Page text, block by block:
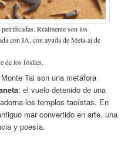
Realmente son los
con IA, con ayuda de Meta-ai de
de los fósiles.
Tai son una metáfora
: el vuelo detenido de una
los templos taoístas. En
mar convertido en arte, una
y poesía.